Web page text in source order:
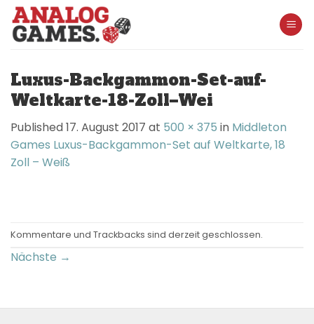
Skip
content
Luxus-Backgammon-Set-auf-
Weltkarte-18-Zoll–Wei
Published17. August 2017 at 500 × 375 in Middleton
Games Luxus-Backgammon-Set auf Weltkarte, 18
Zoll – Weiß
Kommentare und Trackbacks sind derzeit geschlossen.
Nächste →